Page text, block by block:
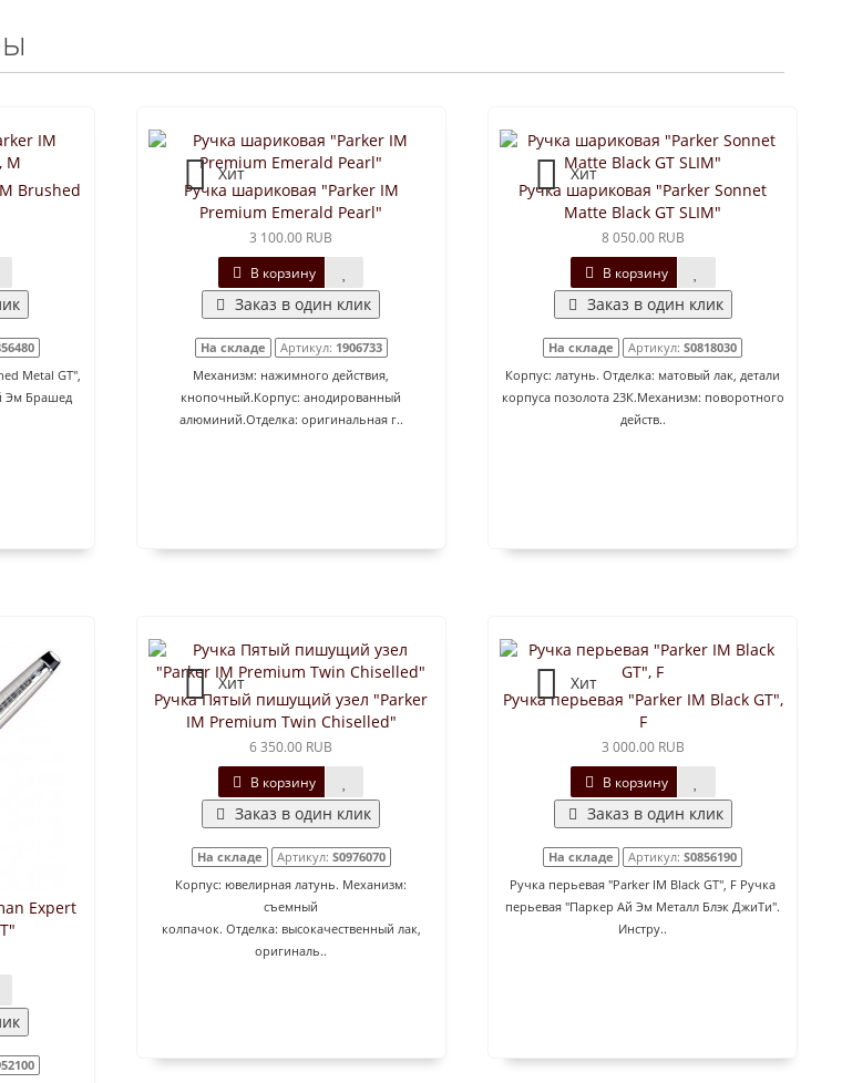
Brushed
Metal GT",
Эм Брашед
Хит
Ручка шариковая "Parker IM
Premium Emerald Pearl"
3 100.00 RUB
В корзину
Заказ в один клик
На складе Артикул: 1906733
Механизм: нажимного действия,
кнопочный.Корпус: анодированный
алюминий.Отделка: оригинальная г..
Хит
Ручка шариковая "Parker Sonnet
Matte Black GT SLIM"
8 050.00 RUB
В корзину
Заказ в один клик
На складе Артикул:S0818030
Корпус: латунь. Отделка: матовый лак, детали
корпуса позолота 23К.Механизм: поворотного
действ..
Expert
Хит
Ручка Пятый пишущий узел "Parker
IM Premium Twin Chiselled"
6 350.00 RUB
В корзину
Заказ в один клик
На складе Артикул: S0976070
Корпус: ювелирная латунь. Механизм:
съемный
колпачок. Отделка: высокачественный лак,
оригиналь..
Хит
Ручка перьевая "Parker IM Black GT",
F
3 000.00 RUB
В корзину
Заказ в один клик
На складе Артикул:S0856190
Ручка перьевая "Parker IM Black GT", F Ручка
перьевая "Паркер Ай Эм Металл Блэк ДжиТи".
Инстру..